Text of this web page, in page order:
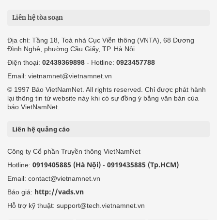
Liên hệ tòa soạn
Địa chỉ: Tầng 18, Toà nhà Cục Viễn thông (VNTA), 68 Dương
Đình Nghệ, phường Cầu Giấy, TP. Hà Nội.
Điện thoại: 02439369898 - Hotline: 0923457788
Email: vietnamnet@vietnamnet.vn
© 1997 Báo VietNamNet. All rights reserved. Chỉ được phát hành
lại thông tin từ website này khi có sự đồng ý bằng văn bản của
báo VietNamNet.
Liên hệ quảng cáo
Công ty Cổ phần Truyền thông VietNamNet
Hotline: 0919405885 (Hà Nội) - 0919435885 (Tp.HCM)
Email: contact@vietnamnet.vn
Báo giá: http://vads.vn
Hỗ trợ kỹ thuật: support@tech.vietnamnet.vn